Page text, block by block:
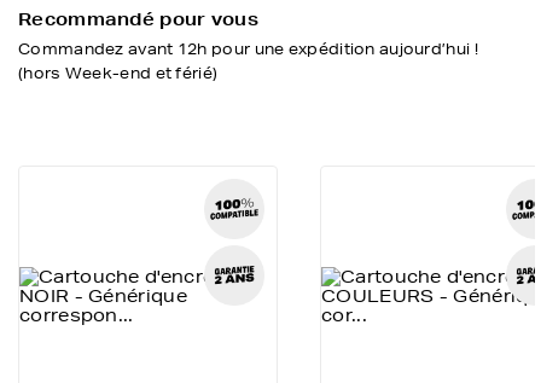
Recommandé pour vous
Commandez avant 12h pour une expédition aujourd’hui !
(hors Week-end et férié)